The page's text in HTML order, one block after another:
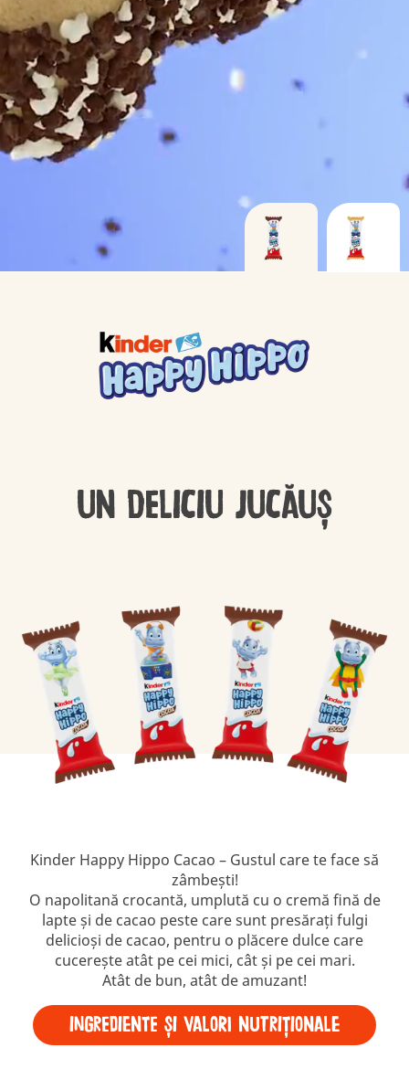
UN DELICIU JUCĂUȘ
Kinder Happy Hippo Cacao – Gustul care te face să
zâmbești!
O napolitană crocantă, umplută cu o cremă fină de
lapte și de cacao peste care sunt presărați fulgi
delicioși de cacao, pentru o plăcere dulce care
cucerește atât pe cei mici, cât și pe cei mari.
Atât de bun, atât de amuzant!
INGREDIENTE ȘI VALORI NUTRIȚIONALE